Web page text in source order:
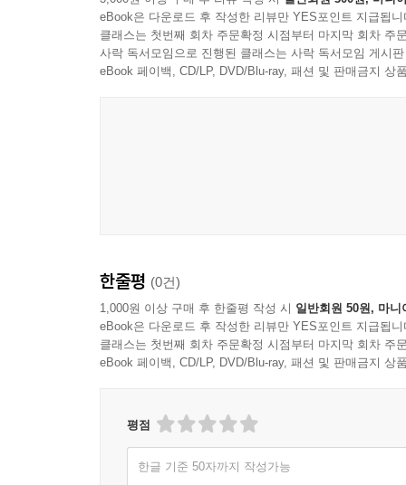
학습자들이 가장 초기의 학습단계에서부터 이미
기초적인 일상생활을 할 수 있게끔 소통능력을
이 책의 내용을 강의하고 있는 유튜브 채널 ‘
질의응답을 할 수 있으므로 적극 활용하면서 독
보다 쉽고 재미있게 이 멋진 독일어의 세계에 입성
eBook은 다운로드 후 작성한 리뷰만 YES포인트 지급됩니
클래스는 첫번째 회차 주문확정 시점부터 마지막 회차 주
사락 독서모임으로 진행된 클래스는 사락 독서모임 게시
eBook 페이백, CD/LP, DVD/Blu-ray, 패션 및 판매금지 상
한줄평 (0건)
1,000원 이상 구매 후 한줄평 작성 시 일반회원 50원, 마니
eBook은 다운로드 후 작성한 리뷰만 YES포인트 지급됩니
클래스는 첫번째 회차 주문확정 시점부터 마지막 회차 주
eBook 페이백, CD/LP, DVD/Blu-ray, 패션 및 판매금지 상
평점
한글 기준 50자까지 작성가능